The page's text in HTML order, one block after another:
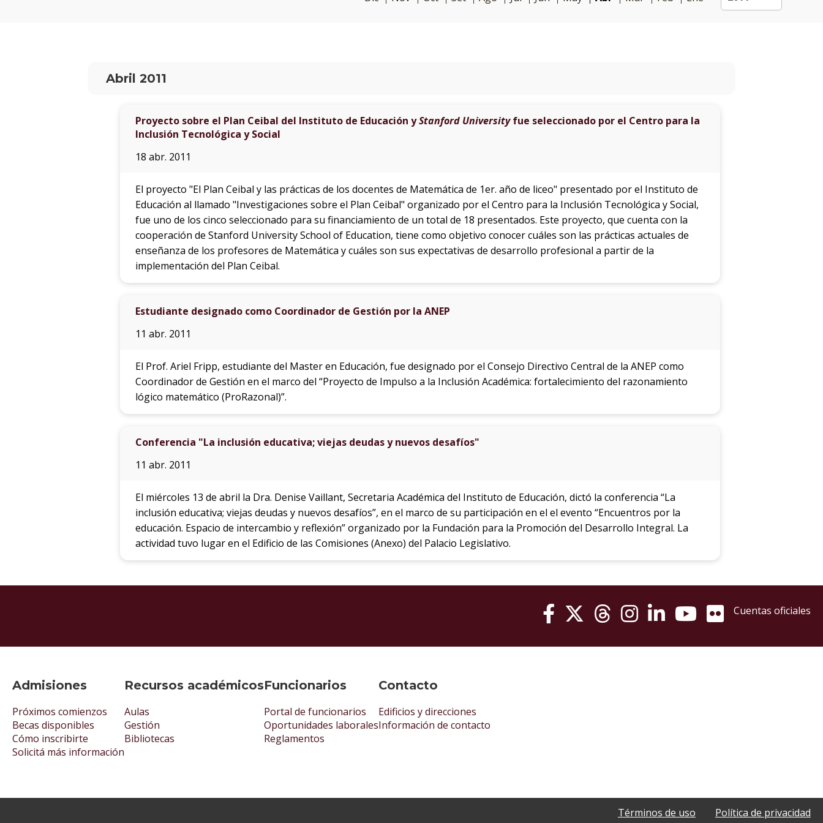
Abril 2011
Proyecto sobre el Plan Ceibal del Instituto de Educación yStanford Universityfue seleccionado por el Centro para la
Inclusión Tecnológica y Social
18 abr. 2011
El proyecto "El Plan Ceibal y las prácticas de los docentes de Matemática de 1er. año de liceo" presentado por el Instituto de
Educación al llamado "Investigaciones sobre el Plan Ceibal" organizado por el Centro para la Inclusión Tecnológica y Social,
fue uno de los cinco seleccionado para su financiamiento de un total de 18 presentados. Este proyecto, que cuenta con la
cooperación de Stanford University School of Education, tiene como objetivo conocer cuáles son las prácticas actuales de
enseñanza de los profesores de Matemática y cuáles son sus expectativas de desarrollo profesional a partir de la
implementación del Plan Ceibal.
Estudiante designado como Coordinador de Gestión por la ANEP
11 abr. 2011
El Prof. Ariel Fripp, estudiante del Master en Educación, fue designado por el Consejo Directivo Central de la ANEP como
Coordinador de Gestión en el marco del “Proyecto de Impulso a la Inclusión Académica: fortalecimiento del razonamiento
lógico matemático (ProRazonal)”.
Conferencia "La inclusión educativa; viejas deudas y nuevos desafíos"
11 abr. 2011
El miércoles 13 de abril la Dra. Denise Vaillant, Secretaria Académica del Instituto de Educación, dictó la conferencia “La
inclusión educativa; viejas deudas y nuevos desafíos”, en el marco de su participación en el el evento “Encuentros por la
educación. Espacio de intercambio y reflexión” organizado por la Fundación para la Promoción del Desarrollo Integral. La
actividad tuvo lugar en el Edificio de las Comisiones (Anexo) del Palacio Legislativo.
Admisiones
Próximos comienzos
Becas disponibles
Cómo inscribirte
Solicitá más información
Recursos académicos
Aulas
Gestión
Bibliotecas
Funcionarios
Portal de funcionarios
Oportunidades laborales
Reglamentos
Contacto
Edificios y direcciones
Información de contacto
Cuentas oficiales
Términos de uso Política de privacidad